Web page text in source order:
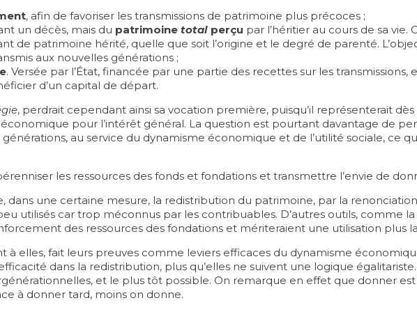
, afin de favoriser les transmissions de patrimoine plus précoces ;
un décès, mais du patrimoine total perçu par l’héritier au cours de sa vie.
de patrimoine hérité, quelle que soit l’origine et le degré de parenté.
aux nouvelles générations ;
. Versée par l’État, financée par une partie des recettes sur les
d’un capital de départ.
, perdrait cependant ainsi sa vocation première, puisqu’il représenterait
pour l’intérêt général. La question est pourtant davantage de
au service du dynamisme économique et de l’utilité sociale, ce
les ressources des fonds et fondations et transmettre l’envie de
dans une certaine mesure, la redistribution du patrimoine, par la
utilisés car trop méconnus par les contribuables. D’autres outils, comme
des ressources des fondations et mériteraient une utilisation plus
à elles, fait leurs preuves comme leviers efficaces du dynamisme
dans la redistribution, plus qu’elles ne suivent une logique égalitariste.
et le plus tôt possible. On remarque en effet que donner
à donner tard, moins on donne.